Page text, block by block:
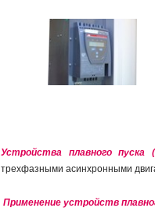
Устройства плавного
трехфазными асинхронными
Применение устройств